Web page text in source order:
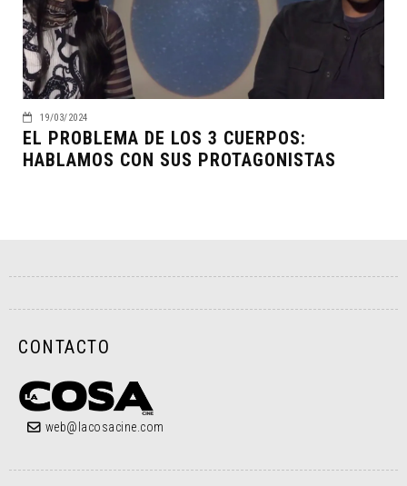
19/03/2024
EL PROBLEMA DE LOS 3 CUERPOS:
HABLAMOS CON SUS PROTAGONISTAS
CONTACTO
web@lacosacine.com